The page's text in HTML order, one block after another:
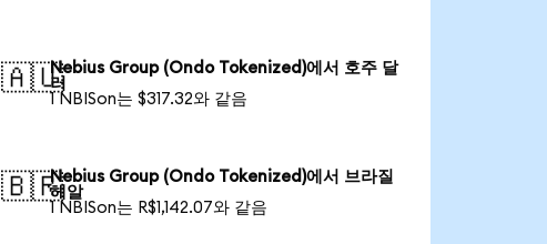
🇦🇺Nebius Group (Ondo Tokenized)에서 호주 달
러
1 NBISon는 $317.32와 같음
🇧🇷Nebius Group (Ondo Tokenized)에서 브라질
헤알
1 NBISon는 R$1,142.07와 같음